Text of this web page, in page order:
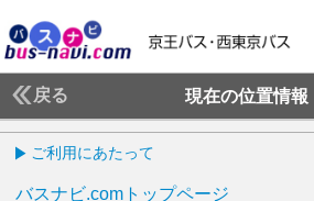
戻る 現在の位置情報
ご利用にあたって
バスナビ.comトップページ